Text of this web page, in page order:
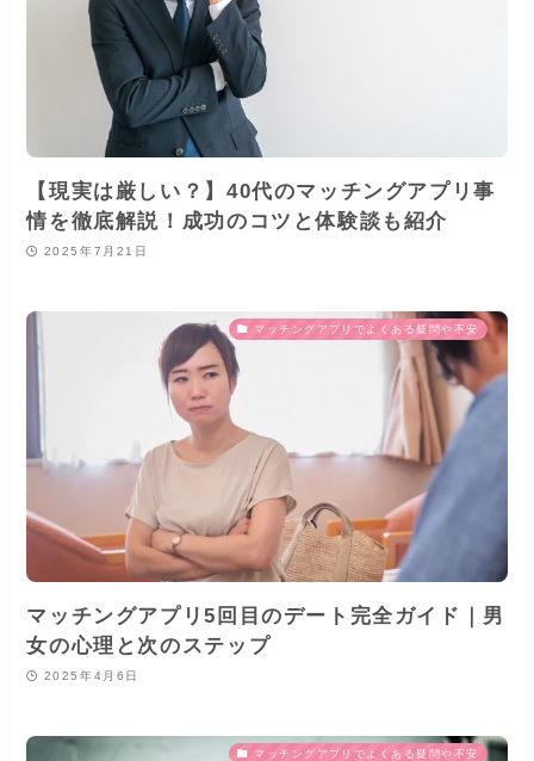
【現実は厳しい？】40代のマッチングアプリ事
情を徹底解説！成功のコツと体験談も紹介
2025年7月21日
マッチングアプリでよくある疑問や不安
マッチングアプリ5回目のデート完全ガイド｜男
女の心理と次のステップ
2025年4月6日
マッチングアプリでよくある疑問や不安